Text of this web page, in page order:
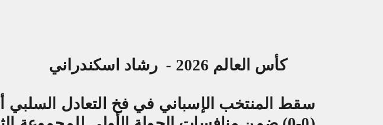
كأس العالم 2026 - رشاد اسكندراني
سقط المنتخب الإسباني في فخ التعادل السلبي